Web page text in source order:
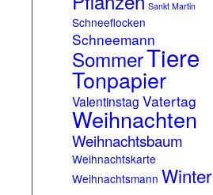
Sankt Martin
Schneeflocken
Schneemann
SommerTiere
Tonpapier
Valentinstag Vatertag
Weihnachten
Weihnachtsbaum
Weihnachtskarte
Weihnachtsmann Winter